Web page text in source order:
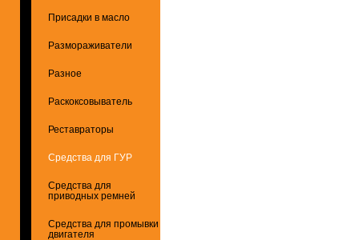
Присадки в масло
Размораживатели
Разное
Раскоксовыватель
Реставраторы
Средства для ГУР
Средства для
приводных ремней
Средства для промывки
двигателя